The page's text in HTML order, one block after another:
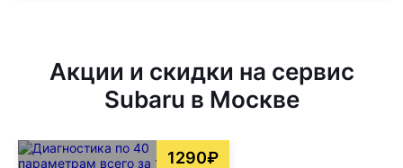
Акции и скидки на сервис
Subaru в Москве
1290₽